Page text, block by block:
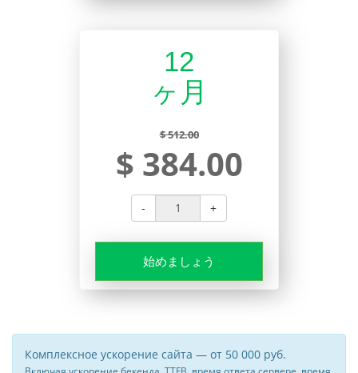
12
ヶ月
$ 512.00
$ 384.00
- +
始めましょう
Комплексное ускорение сайта — от 50 000 руб.
Включая ускорение бекенда, TTFB, время ответа сервере, время